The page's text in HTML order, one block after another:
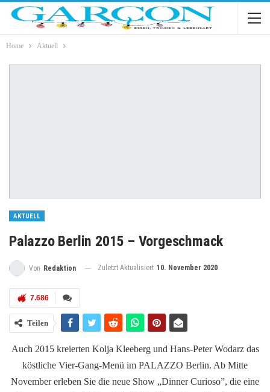
Home Aktuell
AKTUELL
Palazzo Berlin 2015 – Vorgeschmack
Von Redaktion Zuletzt Aktualisiert 10. November 2020
7.686
Teilen
Auch 2015 kreierten Kolja Kleeberg und Hans-Peter Wodarz das
köstliche Vier-Gang-Menü im PALAZZO Berlin. Ab Mitte
November erleben Sie die neue Show „Dinner Curioso”, die eine